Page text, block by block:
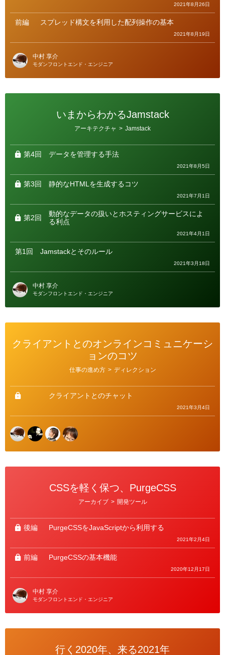
2021年8月26日
前編 スプレッド構文を利用した配列操作の基本
2021年8月19日
中村 享介
モダンフロントエンド・エンジニア
いまからわかるJamstack
リ
ー
アーキテクチャ > Jamstack
第4回 データを管理する手法
2021年8月5日
第3回 静的なHTMLを生成するコツ
2021年7月1日
第2回
動的なデータの扱いとホスティングサービスによ
る利点
2021年4月1日
第1回 Jamstackとそのルール
2021年3月18日
中村 享介
モダンフロントエンド・エンジニア
クライアントとのオンラインコミュニケーシ
ョンのコツ
リ
ー
仕事の進め方 > ディレクション
クライアントとのチャット
2021年3月4日
CSSを軽く保つ、PurgeCSS
リ
ー
アーカイブ > 開発ツール
後編 PurgeCSSをJavaScriptから利用する
2021年2月4日
前編 PurgeCSSの基本機能
2020年12月17日
中村 享介
モダンフロントエンド・エンジニア
行く2020年、来る2021年